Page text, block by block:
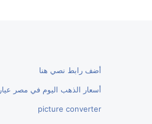
أضف رابط نصي هنا
أسعار الذهب اليوم في مصر عيار 21 بالمصنعية
picture converter